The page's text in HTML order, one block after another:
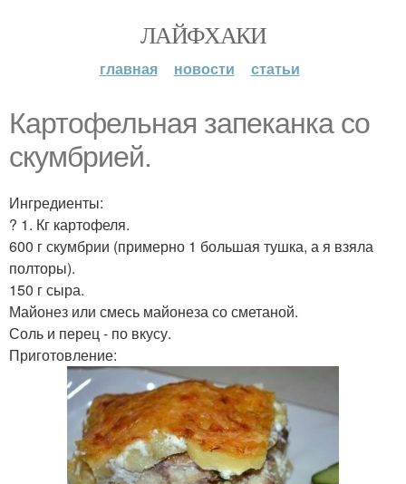
ЛАЙФХАКИ
главная новости статьи
Картофельная запеканка со
скумбрией.
Ингредиенты:
? 1. Кг картофеля.
600 г скумбрии (примерно 1 большая тушка, а я взяла
полторы).
150 г сыра.
Майонез или смесь майонеза со сметаной.
Соль и перец - по вкусу.
Приготовление: